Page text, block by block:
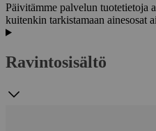
Päivitämme palvelun tuotetietoja
kuitenkin tarkistamaan ainesosat
Ravintosisältö